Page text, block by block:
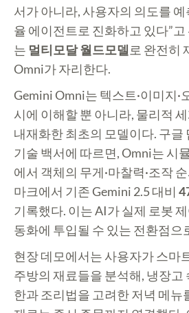
서가 아니라, 사용자의 의도를
율 에이전트로 진화하고 있다”
는 멀티모달 월드모델 로 완전히
Omni가 자리한다.
Gemini Omni는 텍스트·이미지·
시에 이해할 뿐 아니라, 물리적
내재화한 최초의 모델이다. 구글
기술 백서에 따르면, Omni는 시
에서 객체의 무게·마찰력·조작
마크에서 기존 Gemini 2.5 대비
기록했다. 이는 AI가 실제 로봇
동화에 투입될 수 있는 전환점으
현장 데모에서는 사용자가 스마
주방의 재료들을 분석해, 냉장고
한과 조리법을 고려한 저녁 메뉴